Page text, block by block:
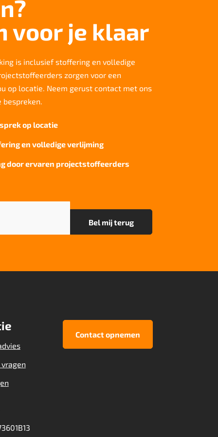
voor je klaar
is inclusief stoffering en volledige
zorgen voor een
op locatie. Neem gerust contact met ons
bespreken.
op locatie
en volledige verlijming
door ervaren projectstoffeerders
Contact opnemen